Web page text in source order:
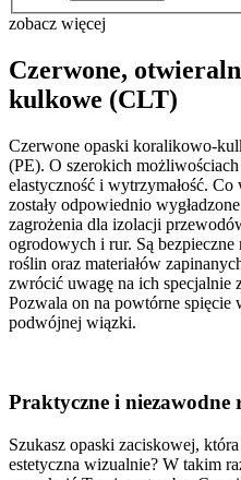
zobacz więcej
Czerwone,
kulkowe (CLT)
Czerwone opaski koralikowo-
(PE). O szerokich
elastyczność i wytrzymałość.
zostały odpowiednio
zagrożenia dla izolacji
ogrodowych i rur. Są
roślin oraz materiałów
zwrócić uwagę na ich specjalnie
Pozwala on na powtórne
podwójnej wiązki.
Praktyczne i niezawodne
Szukasz opaski zaciskowej,
estetyczna wizualnie? W takim